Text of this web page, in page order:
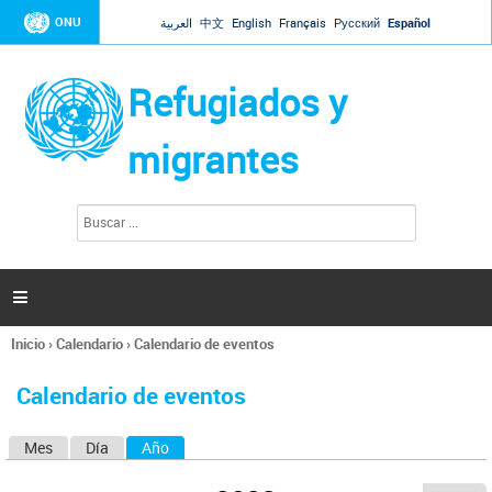
Jump to navigation
ONU العربية 中文 English Français Русский Español
Refugiados y
migrantes
l
s

Se
usted
Inicio›Calendario›Calendario de eventos
Calendario de eventos
Mes Día Año